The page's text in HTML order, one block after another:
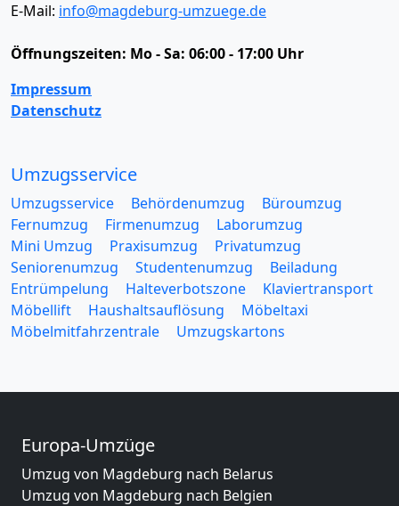
E-Mail: info@magdeburg-umzuege.de
Öffnungszeiten: Mo - Sa: 06:00 - 17:00 Uhr
Impressum
Datenschutz
Umzugsservice
Umzugsservice Behördenumzug
Büroumzug
Fernumzug
Firmenumzug
Laborumzug
Mini Umzug
Praxisumzug
Privatumzug
Seniorenumzug
Studentenumzug
Beiladung
Entrümpelung
Halteverbotszone
Klaviertransport
Möbellift
Haushaltsauflösung
Möbeltaxi
Möbelmitfahrzentrale
Umzugskartons
Europa-Umzüge
Umzug von Magdeburg nach Belarus
Umzug von Magdeburg nach Belgien